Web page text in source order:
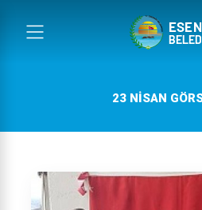
23 NISAN